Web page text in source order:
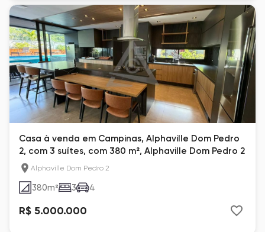
Casa à venda em Campinas, Alphaville Dom Pedro
2, com 3 suítes, com 380 m², Alphaville Dom Pedro 2
Alphaville Dom Pedro 2
380m² 3 4
R$ 5.000.000